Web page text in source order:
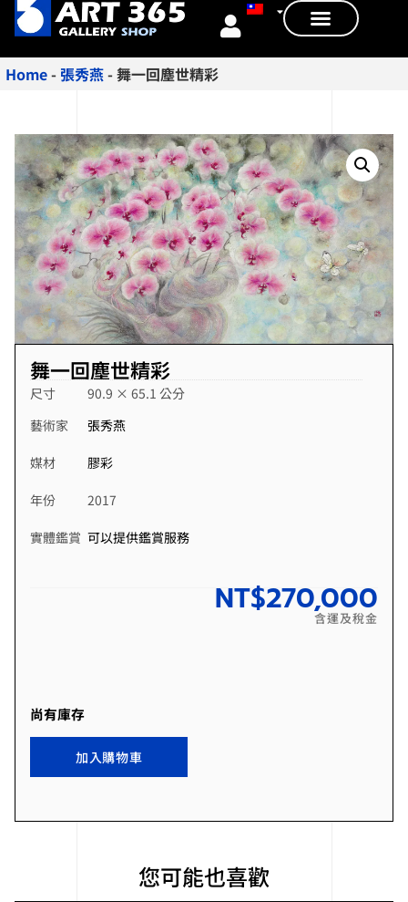
Home- 張秀燕-舞一回塵世精彩
舞一回塵世精彩
尺寸
90.9 × 65.1 公分
藝術家
張秀燕
媒材 膠彩
年份 2017
實體鑑賞 可以提供鑑賞服務
NT$270,000
含運及稅金
尚有庫存
加入購物車
您可能也喜歡